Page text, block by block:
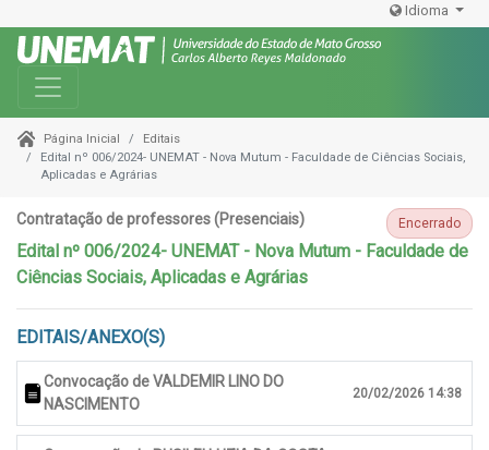
Idioma
Toggle navigation
Página Inicial
Editais
Edital nº 006/2024- UNEMAT - Nova Mutum - Faculdade de Ciências Sociais,
Aplicadas e Agrárias
Contratação de professores (Presenciais) Encerrado
Edital nº 006/2024- UNEMAT - Nova Mutum - Faculdade de
Ciências Sociais, Aplicadas e Agrárias
EDITAIS/ANEXO(S)
Convocação de VALDEMIR LINO DO
NASCIMENTO
20/02/2026 14:38